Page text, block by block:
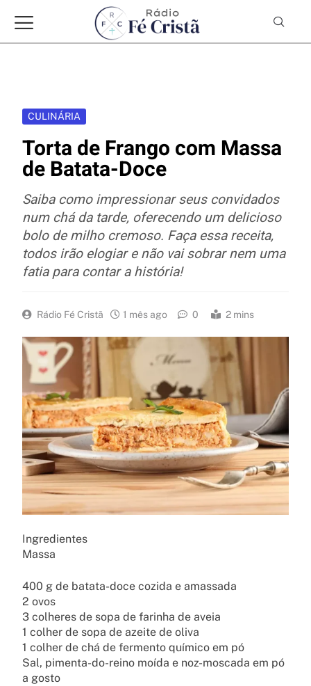
CULINÁRIA
Torta de Frango com Massa
de Batata-Doce
Saiba como impressionar seus convidados
num chá da tarde, oferecendo um delicioso
bolo de milho cremoso. Faça essa receita,
todos irão elogiar e não vai sobrar nem uma
fatia para contar a história!
Rádio Fé Cristã 1 mês ago 0 2 mins
Ingredientes
Massa
400 g de batata-doce cozida e amassada
2 ovos
3 colheres de sopa de farinha de aveia
1 colher de sopa de azeite de oliva
1 colher de chá de fermento químico em pó
Sal, pimenta-do-reino moída e noz-moscada em pó
a gosto